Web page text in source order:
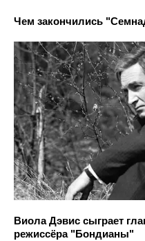
Чем закончились
Виола Дэвис сыграет
режиссёра "Бондианы"